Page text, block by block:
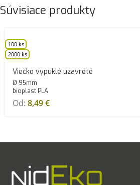
Súvisiace produkty
100 ks
2000 ks
Viečko vypuklé uzavreté
Ø 95mm
bioplast PLA
Od: 8,49€